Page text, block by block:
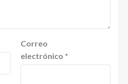
Correo
electrónico *